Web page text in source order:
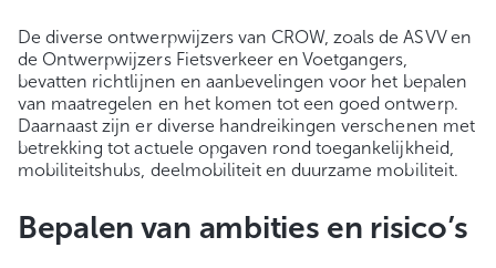
De diverse ontwerpwijzers van CROW, zoals de ASVV en
de Ontwerpwijzers Fietsverkeer en Voetgangers,
bevatten richtlijnen en aanbevelingen voor het bepalen
van maatregelen en het komen tot een goed ontwerp.
Daarnaast zijn er diverse handreikingen verschenen met
betrekking tot actuele opgaven rond toegankelijkheid,
mobiliteitshubs, deelmobiliteit en duurzame mobiliteit.
Bepalen van ambities en risico’s